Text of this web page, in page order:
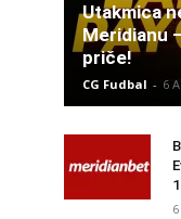
Utakmica
Meridianu
priče!
CG Fudbal - 6